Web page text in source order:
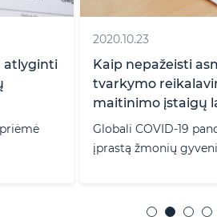
Kaip nepažeisti asmens
tvarkymo reikalavimų
maitinimo įstaigų
Globali COVID-19 pandemija iš
įprastą žmonių gyvenimą, o t ...